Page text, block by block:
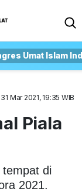
Umat Islam
Mar 2021, 19:35 WIB
Piala
di
2021.